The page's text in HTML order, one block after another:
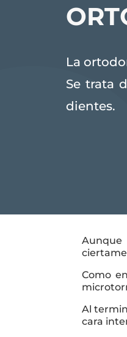
La
Se trata
dientes.
Aunque
Como
Al
cara